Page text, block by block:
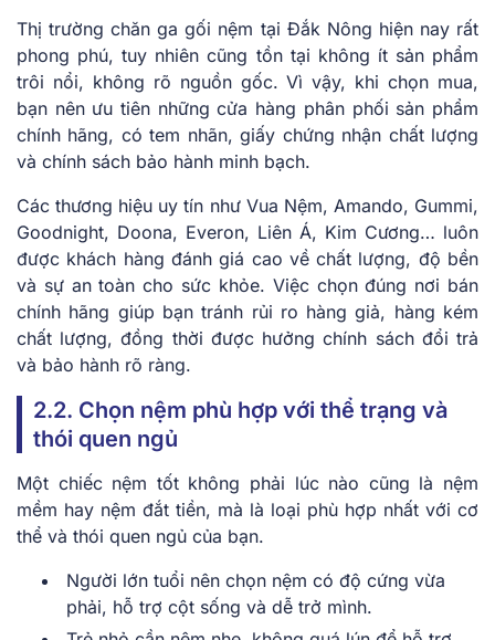
Thị trường chăn ga gối nệm tại Đắk Nông hiện nay rất
phong phú, tuy nhiên cũng tồn tại không ít sản phẩm
trôi nổi, không rõ nguồn gốc. Vì vậy, khi chọn mua,
bạn nên ưu tiên những cửa hàng phân phối sản phẩm
chính hãng, có tem nhãn, giấy chứng nhận chất lượng
và chính sách bảo hành minh bạch.
Các thương hiệu uy tín như Vua Nệm, Amando, Gummi,
Goodnight, Doona, Everon, Liên Á, Kim Cương… luôn
được khách hàng đánh giá cao về chất lượng, độ bền
và sự an toàn cho sức khỏe. Việc chọn đúng nơi bán
chính hãng giúp bạn tránh rủi ro hàng giả, hàng kém
chất lượng, đồng thời được hưởng chính sách đổi trả
và bảo hành rõ ràng.
2.2. Chọn nệm phù hợp với thể trạng và
thói quen ngủ
Một chiếc nệm tốt không phải lúc nào cũng là nệm
mềm hay nệm đắt tiền, mà là loại phù hợp nhất với cơ
thể và thói quen ngủ của bạn.
Người lớn tuổi nên chọn nệm có độ cứng vừa
phải, hỗ trợ cột sống và dễ trở mình.